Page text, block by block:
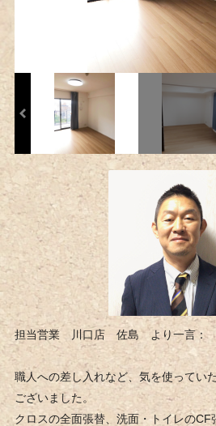
担当営業 川口店 佐島 より一言：
職人への差し入れなど、気を使ってい
ございました。
クロスの全面張替、洗面・トイレの